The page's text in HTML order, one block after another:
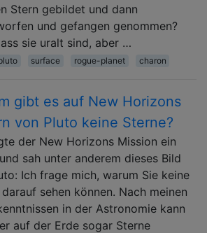
Stern gebildet und dann
und gefangen genommen?
sie uralt sind, aber …
surface rogue-planet charon
gibt es auf New Horizons
von Pluto keine Sterne?
der New Horizons Mission ein
sah unter anderem dieses Bild
Ich frage mich, warum Sie keine
sehen können. Nach meinen
in der Astronomie kann
auf der Erde sogar Sterne